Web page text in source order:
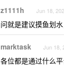
z1111h Jun 18,
问就是建议摸鱼划
marktask Jun 18,
各位都是通过什么